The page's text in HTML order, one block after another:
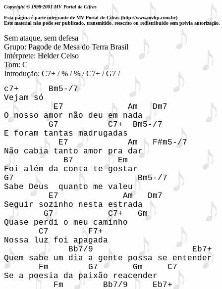
Copyright © 1998-2001 MV Portal de Cifras
Esta página é parte integrante de MV Portal de Cifras (http://www.mvhp.com.br)
Este material não pode ser publicado, transmitido, reescrito ou redistribuído sem prévia autorização.
Sem ataque, sem defesa
Grupo: Pagode de Mesa do Terra Brasil
Intérprete: Helder Celso
Tom: C
Introdução: C7+ / % / % / C7+ / G7 /
c7+      Bm5-/7
Vejam só
          E7             Am   Dm7
O nosso amor não deu em nada
         G7          C7+  Bm5-/7
E foram tantas madrugadas
           E7            Am   F#m5-/7
Não cabia tanto amor pra dar
            B7         Em
Foi além da conta te gostar
G7                         Bm5-/7
Sabe Deus  quanto me valeu
         E7             Am   Dm7
Seguir sozinho nesta estrada
        G7           C7+   Gm
Quase perdi o meu caminho
       C7        F7+
Nossa luz foi apagada
Bb7/9                    Eb7+
Quem sabe um dia a gente possa se entender
       Fm        G7       Gm     C7
Se a poesia da paixão reacender
          Fm        Bb7/9     Eb7+